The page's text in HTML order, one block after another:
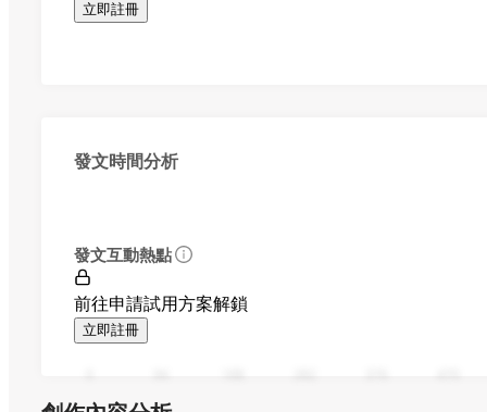
立即註冊
發文時間分析
發文互動熱點
前往申請試用方案解鎖
立即註冊